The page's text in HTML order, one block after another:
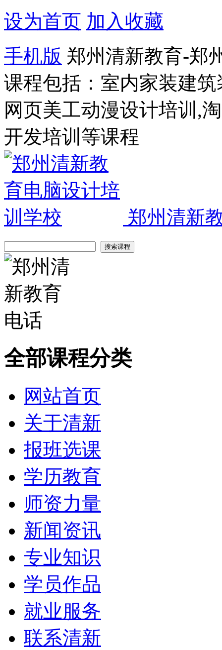
设为首页 加入收藏
手机版 郑州清新教育-郑
课程包括：室内家装建
网页美工动漫设计培训,
开发培训等课程
郑州清新
全部课程分类
网站首页
关于清新
报班选课
学历教育
师资力量
新闻资讯
专业知识
学员作品
就业服务
联系清新